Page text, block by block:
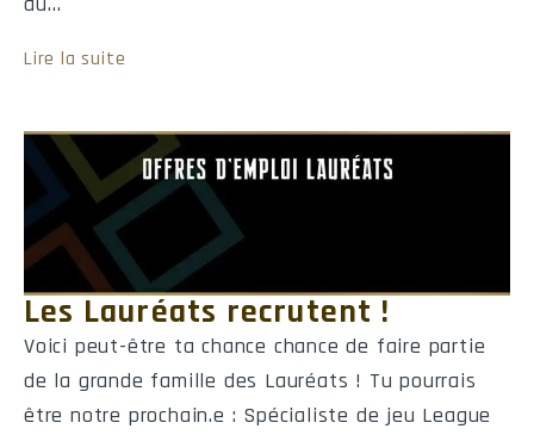
Lire la suite
Les Lauréats recrutent !
Voici peut-être ta chance chance de faire partie
de la grande famille des Lauréats ! Tu pourrais
être notre prochain.e : Spécialiste de jeu League